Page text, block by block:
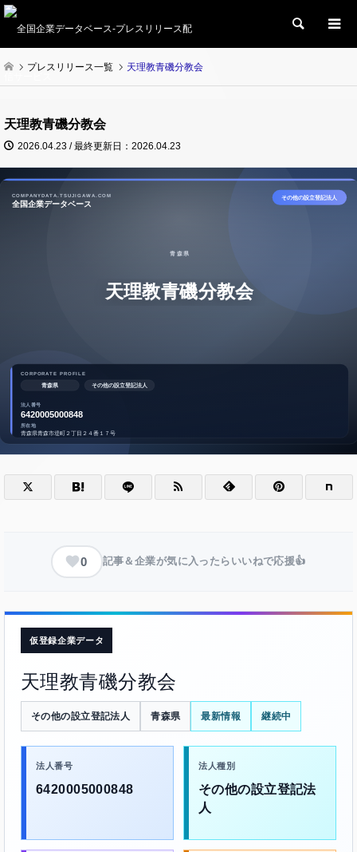
検索
プレスリリース一覧 天理教青磯分教会
天理教青磯分教会
2026.04.23 / 最終更新日：2026.04.23
0 記事＆企業が気に入ったらいいねで応援👍
仮登録企業データ
天理教青磯分教会
その他の設立登記法人 青森県 最新情報 継続中
法人番号
6420005000848
法人種別
その他の設立登記法
人